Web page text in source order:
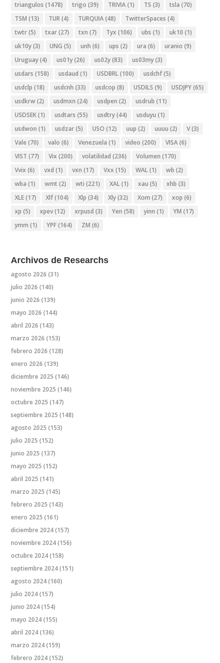
triangulos (1478) trigo (39) TRIVIA(1) TS (3) tsla (70)
TSM (13) TUR(4) TURQUIA(48) TwitterSpaces (4)
twtr(5) txar(27) txn (7) Tyx (106) ubs (1) uk10 (1)
uk10y(3) UNG (5) unh (6) ups (2) ura (6) uranio (9)
Uruguay(4) us01y(26) us02y(83) us03my(3)
usdars (158) usdaud (1) USDBRL(100) usdchf(5)
usdclp (18) usdcnh (33) usdcop (8) USDILS (9) USDJPY(65)
usdkrw(2) usdmxn (24) usdpen (2) usdrub (11)
USDSEK(1) usdtars (55) usdtry(44) usduyu (1)
usdwon (1) usdzar(5) USO (12) uup (2) uuuu (2) V(3)
Vale (70) valo (6) Venezuela (1) video (200) VISA(6)
VIST (77) Vix (200) volatilidad (236) Volumen (170)
Vvix (6) vxd (1) vxn (17) Vxx (15) WAL(1) wb (2)
wba (1) wmt (2) wti (221) XAL(1) xau (5) xhb (3)
XLE(17) Xlf(104) Xlp (34) Xly(32) Xom (27) xop (6)
xp (5) xpev(12) xrpusd (3) Yen (58) yinn (1) YM (17)
ymm (1) YPF(164) ZM (6)
Archivos de Researchs
agosto 2026 (31)
julio 2026 (140)
junio 2026 (139)
mayo 2026 (144)
abril 2026 (143)
marzo 2026 (153)
febrero 2026 (128)
enero 2026 (139)
diciembre 2025 (146)
noviembre 2025 (146)
octubre 2025 (147)
septiembre 2025 (148)
agosto 2025 (153)
julio 2025 (152)
junio 2025 (137)
mayo 2025 (152)
abril 2025 (141)
marzo 2025 (145)
febrero 2025 (143)
enero 2025 (161)
diciembre 2024(157)
noviembre 2024(156)
octubre 2024(158)
septiembre 2024(151)
agosto 2024(160)
julio 2024(157)
junio 2024(154)
mayo 2024(155)
abril 2024(136)
marzo 2024(159)
febrero 2024(152)